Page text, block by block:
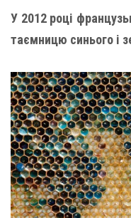
У 2012 році
таємницю синього і